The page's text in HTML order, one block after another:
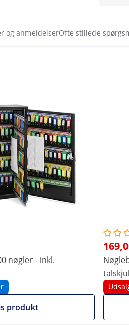
og anmeldelserOfte stillede
nøgler - inkl.
produkt